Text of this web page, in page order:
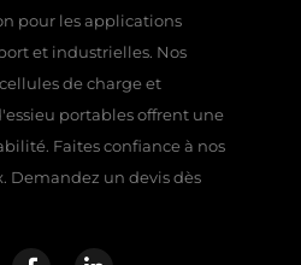
pour les applications
et industrielles. Nos
de charge et
portables offrent une
Faites confiance à nos
Demandez un devis dès